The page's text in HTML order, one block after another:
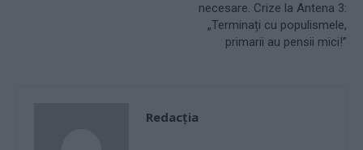
necesare. Crize la Antena 3:
„Terminați cu populismele,
primarii au pensii mici!”
Redacţia